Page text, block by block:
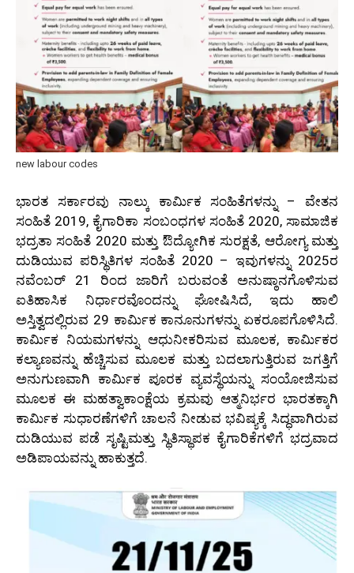
new labour codes
ಭಾರತ ಸರ್ಕಾರವು ನಾಲ್ಕು ಕಾರ್ಮಿಕ ಸಂಹಿತೆಗಳನ್ನು – ವೇತನ
ಸಂಹಿತೆ 2019, ಕೈಗಾರಿಕಾ ಸಂಬಂಧಗಳ ಸಂಹಿತೆ 2020, ಸಾಮಾಜಿಕ
ಭದ್ರತಾ ಸಂಹಿತೆ 2020 ಮತ್ತು ಔದ್ಯೋಗಿಕ ಸುರಕ್ಷತೆ, ಆರೋಗ್ಯ ಮತ್ತು
ದುಡಿಯುವ ಪರಿಸ್ಥಿತಿಗಳ ಸಂಹಿತೆ 2020 – ಇವುಗಳನ್ನು 2025ರ
ನವೆಂಬರ್ 21 ರಿಂದ ಜಾರಿಗೆ ಬರುವಂತೆ ಅನುಷ್ಠಾನಗೊಳಿಸುವ
ಐತಿಹಾಸಿಕ ನಿರ್ಧಾರವೊಂದನ್ನು ಘೋಷಿಸಿದೆ, ಇದು ಹಾಲಿ
ಅಸ್ತಿತ್ವದಲ್ಲಿರುವ 29 ಕಾರ್ಮಿಕ ಕಾನೂನುಗಳನ್ನು ಏಕರೂಪಗೊಳಿಸಿದೆ.
ಕಾರ್ಮಿಕ ನಿಯಮಗಳನ್ನು ಆಧುನೀಕರಿಸುವ ಮೂಲಕ, ಕಾರ್ಮಿಕರ
ಕಲ್ಯಾಣವನ್ನು ಹೆಚ್ಚಿಸುವ ಮೂಲಕ ಮತ್ತು ಬದಲಾಗುತ್ತಿರುವ ಜಗತ್ತಿಗೆ
ಅನುಗುಣವಾಗಿ ಕಾರ್ಮಿಕ ಪೂರಕ ವ್ಯವಸ್ಥೆಯನ್ನು ಸಂಯೋಜಿಸುವ
ಮೂಲಕ ಈ ಮಹತ್ವಾಕಾಂಕ್ಷೆಯ ಕ್ರಮವು ಆತ್ಮನಿರ್ಭರ ಭಾರತಕ್ಕಾಗಿ
ಕಾರ್ಮಿಕ ಸುಧಾರಣೆಗಳಿಗೆ ಚಾಲನೆ ನೀಡುವ ಭವಿಷ್ಯಕ್ಕೆ ಸಿದ್ಧವಾಗಿರುವ
ದುಡಿಯುವ ಪಡೆ ಸೃಷ್ಟಿಮತ್ತು ಸ್ಥಿತಿಸ್ಥಾಪಕ ಕೈಗಾರಿಕೆಗಳಿಗೆ ಭದ್ರವಾದ
ಅಡಿಪಾಯವನ್ನು ಹಾಕುತ್ತದೆ.